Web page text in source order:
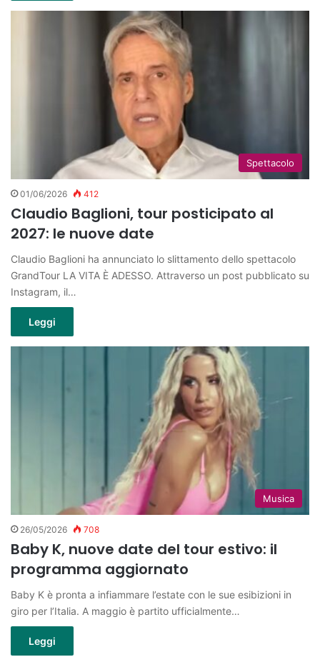
Spettacolo
01/06/2026 412
Claudio Baglioni, tour posticipato al
2027: le nuove date
Claudio Baglioni ha annunciato lo slittamento dello spettacolo
GrandTour LA VITA È ADESSO. Attraverso un post pubblicato su
Instagram, il…
Leggi
Musica
26/05/2026 708
Baby K, nuove date del tour estivo: il
programma aggiornato
Baby K è pronta a infiammare l’estate con le sue esibizioni in
giro per l’Italia. A maggio è partito ufficialmente…
Leggi